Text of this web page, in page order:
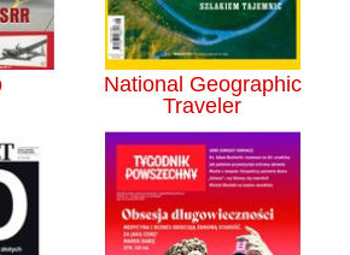
National Geographic
Traveler